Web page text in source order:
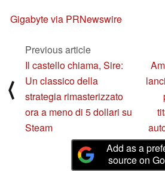
Gigabyte via PRNewswire
⟨
Previous article
Il castello chiama, Sire:
Un classico della
strategia rimasterizzato
ora a meno di 5 dollari su
Steam
Add as a
source on